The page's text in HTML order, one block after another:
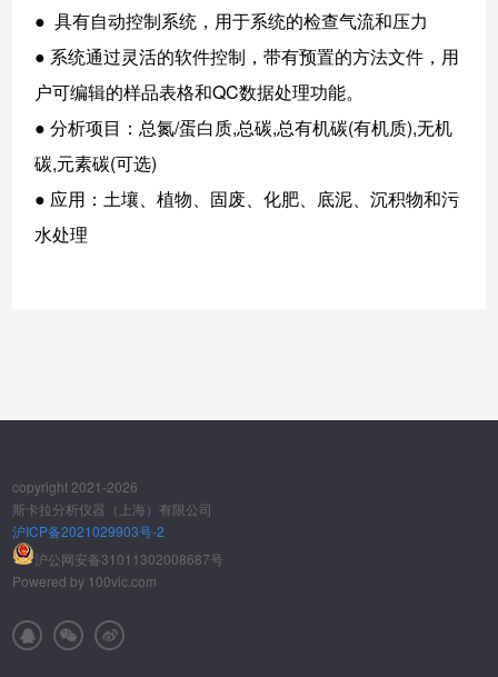
● 具有自动控制系统，用于系统的检查气流和压力
● 系统通过灵活的软件控制，带有预置的方法文件，用
户可编辑的样品表格和QC数据处理功能。
● 分析项目：总氮/蛋白质,总碳,总有机碳(有机质),无机
碳,元素碳(可选)
● 应用：土壤、植物、固废、化肥、底泥、沉积物和污
水处理
copyright 2021-2026
斯卡拉分析仪器（上海）有限公司
沪ICP备2021029903号-2
沪公网安备31011302008687号
Powered by 100vic.com